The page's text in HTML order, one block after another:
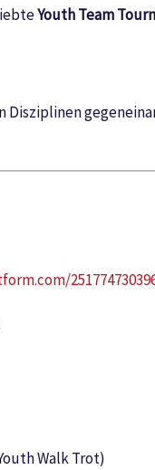
Youth Team
Walk Trot)